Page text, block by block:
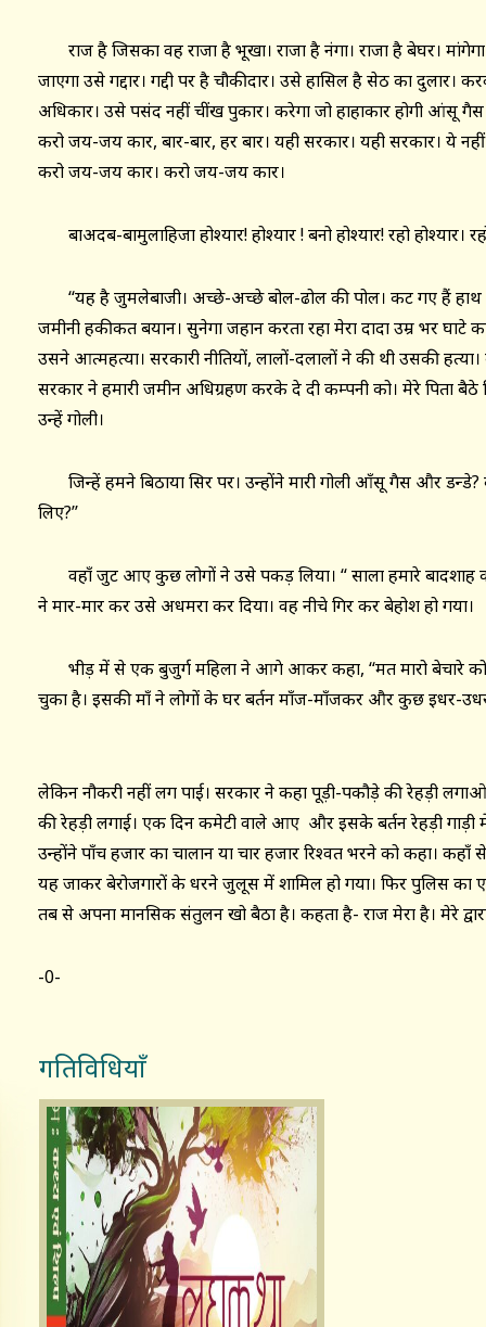
राज है जिसका वह राजा है भूखा। राजा है नंगा। राजा है बेघर। मांगेगा
जाएगा उसे गद्दार। गद्दी पर है चौकीदार। उसे हासिल है सेठ का दुलार।
अधिकार। उसे पसंद नहीं चींख पुकार। करेगा जो हाहाकार होगी आंसू गैस
करो जय-जय कार, बार-बार, हर बार। यही सरकार। यही सरकार। ये
करो जय-जय कार। करो जय-जय कार।
बाअदब-बामुलाहिजा होश्यार! होश्यार ! बनो होश्यार! रहो होश्यार।
‘‘यह है जुमलेबाजी। अच्छे-अच्छे बोल-ढोल की पोल। कट गए हैं हाथ
जमीनी हकीकत बयान। सुनेगा जहान करता रहा मेरा दादा उम्र भर घाटे
उसने आत्महत्या। सरकारी नीतियों, लालों-दलालों ने की थी उसकी
सरकार ने हमारी जमीन अधिग्रहण करके दे दी कम्पनी को। मेरे पिता बैठे
उन्हें गोली।
जिन्हें हमने बिठाया सिर पर। उन्होंने मारी गोली आँसू गैस और डन्डे?
लिए?’’
वहाँ जुट आए कुछ लोगों ने उसे पकड़ लिया। “ साला हमारे बादशाह
ने मार-मार कर उसे अधमरा कर दिया। वह नीचे गिर कर बेहोश हो गया।
भीड़ में से एक बुजुर्ग महिला ने आगे आकर कहा, ‘‘मत मारो बेचारे
चुका है। इसकी माँ ने लोगों के घर बर्तन माँज-माँजकर और कुछ इधर-उधर
लेकिन नौकरी नहीं लग पाई। सरकार ने कहा पूड़ी-पकौड़े की रेहड़ी
की रेहड़ी लगाई। एक दिन कमेटी वाले आए और इसके बर्तन रेहड़ी गाड़ी
उन्होंने पाँच हजार का चालान या चार हजार रिश्वत भरने को कहा। कहाँ
यह जाकर बेरोजगारों के धरने जुलूस में शामिल हो गया। फिर पुलिस
तब से अपना मानसिक संतुलन खो बैठा है। कहता है- राज मेरा है। मेरे
-0-
गतिविधियाँ